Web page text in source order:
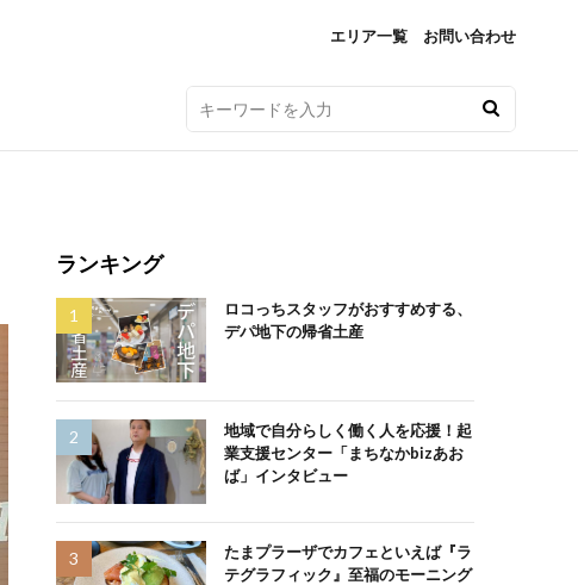
エリア一覧 お問い合わせ
ランキング
ロコっちスタッフがおすすめする、
デパ地下の帰省土産
地域で自分らしく働く人を応援！起
業支援センター「まちなかbizあお
ば」インタビュー
たまプラーザでカフェといえば『ラ
テグラフィック』至福のモーニング